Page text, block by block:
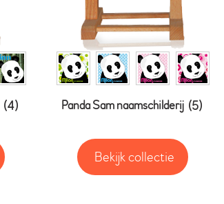
(4) Panda Sam naamschilderij (5)
Bekijk collectie